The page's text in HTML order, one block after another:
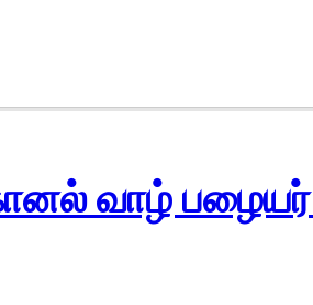
வாழ் பழையர்